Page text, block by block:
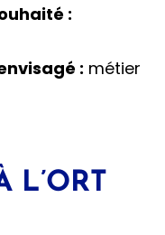
:
: métier
L’ORT